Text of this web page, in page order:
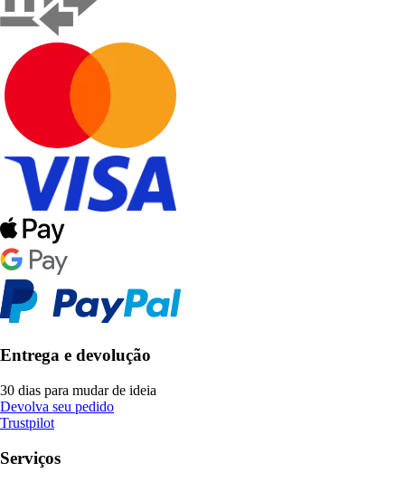
Entrega e devolução
30 dias para mudar de ideia
Devolva seu pedido
Trustpilot
Serviços